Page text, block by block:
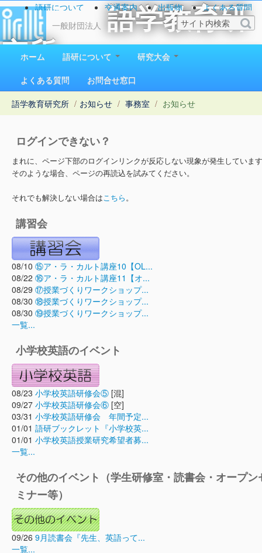
一般財団法人
語学教育研
究所
1923（大正12）年創立
語研について 交通案内 出版物
よくある質問
お問い合わせ
ホーム 語研について
研究大会
よくある質問
お問合せ窓口
語学教育研究所 / お知らせ / 事務室 / お知らせ
ログインできない？
まれに、ページ下部のログインリンクが反応しない現象が発生していま
そのような場合、ページの再読込を試みてください。
それでも解決しない場合はこちら。
講習会
08/10 ⑮ア・ラ・カルト講座10【OL...
08/22 ⑯ア・ラ・カルト講座11【オ...
08/29 ⑰授業づくりワークショップ...
08/30 ⑱授業づくりワークショップ...
08/30 ⑲授業づくりワークショップ...
一覧...
小学校英語のイベント
08/23 小学校英語研修会⑤ [混]
09/27 小学校英語研修会⑥ [空]
03/31 小学校英語研修会 年間予定...
01/01 語研ブックレット『小学校英...
01/01 小学校英語授業研究希望者募...
一覧...
その他のイベント（学生研修室・読書会・オープン
ミナー等）
09/26 9月読書会『先生、英語って...
一覧...